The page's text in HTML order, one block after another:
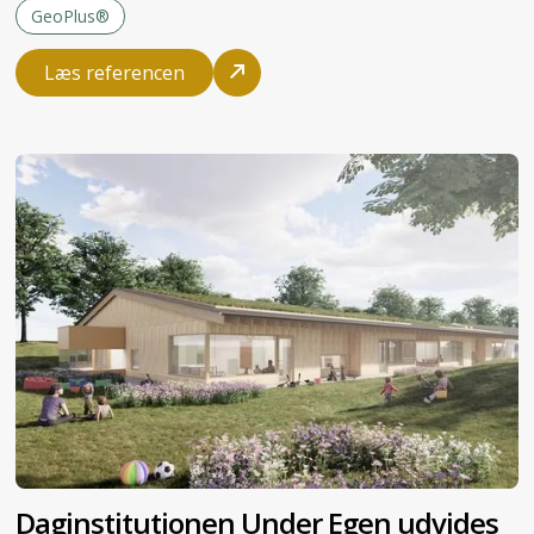
GeoPlus®
Læs referencen
Daginstitutionen Under Egen udvides